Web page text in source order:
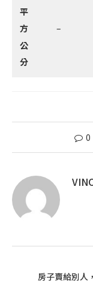
平
方
公
分
–
0
房子賣給別人